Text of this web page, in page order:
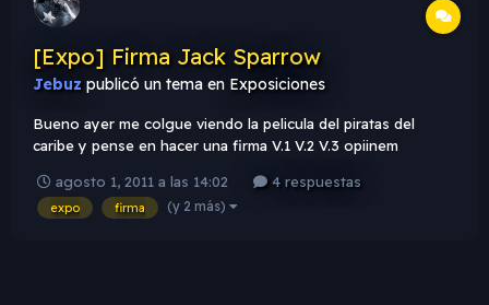
[Expo] Firma Jack Sparrow
Jebuz publicó un tema en Exposiciones
Bueno ayer me colgue viendo la pelicula del piratas del
caribe y pense en hacer una firma V.1 V.2 V.3 opiinem
agosto 1, 2011 a las 14:02 4 respuestas
expo firma (y 2 más)